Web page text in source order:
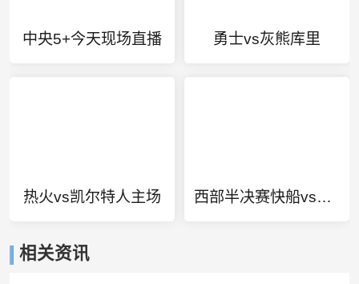
中央5+今天现场直播 勇士vs灰熊库里
热火vs凯尔特人主场 西部半决赛快船vs掘金g6
相关资讯